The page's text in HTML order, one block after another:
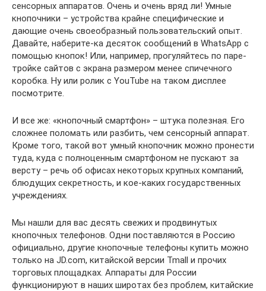
сенсорных аппаратов. Очень и очень вряд ли! Умные
кнопочники – устройства крайне специфические и
дающие очень своеобразный пользовательский опыт.
Давайте, наберите-ка десяток сообщений в WhatsApp с
помощью кнопок! Или, например, прогуляйтесь по паре-
тройке сайтов с экрана размером менее спичечного
коробка. Ну или ролик с YouTube на таком дисплее
посмотрите.
И все же: «кнопочный смартфон» – штука полезная. Его
сложнее поломать или разбить, чем сенсорный аппарат.
Кроме того, такой вот умный кнопочник можно пронести
туда, куда с полноценным смартфоном не пускают за
версту – речь об офисах некоторых крупных компаний,
блюдущих секретность, и кое-каких государственных
учреждениях.
Мы нашли для вас десять свежих и продвинутых
кнопочных телефонов. Одни поставляются в Россию
официально, другие кнопочные телефоны купить можно
только на JD.com, китайской версии Tmall и прочих
торговых площадках. Аппараты для России
функционируют в наших широтах без проблем, китайские